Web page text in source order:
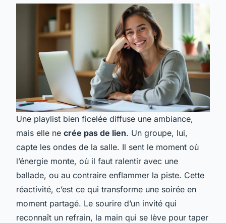
Une playlist bien ficelée diffuse une ambiance,
mais elle ne crée pas de lien. Un groupe, lui,
capte les ondes de la salle. Il sent le moment où
l’énergie monte, où il faut ralentir avec une
ballade, ou au contraire enflammer la piste. Cette
réactivité, c’est ce qui transforme une soirée en
moment partagé. Le sourire d’un invité qui
reconnaît un refrain, la main qui se lève pour taper